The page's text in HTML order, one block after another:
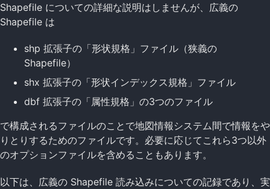
Shapefile についての詳細な説明はしませんが、広義の
Shapefile は
shp 拡張子の「形状規格」ファイル（狭義の
Shapefile）
shx 拡張子の「形状インデックス規格」ファイル
dbf 拡張子の「属性規格」の3つのファイル
で構成されるファイルのことで地図情報システム間で情報をや
りとりするためのファイルです。必要に応じてこれら3つ以外
のオプションファイルを含めることもあります。
以下は、広義の Shapefile 読み込みについての記録であり、実